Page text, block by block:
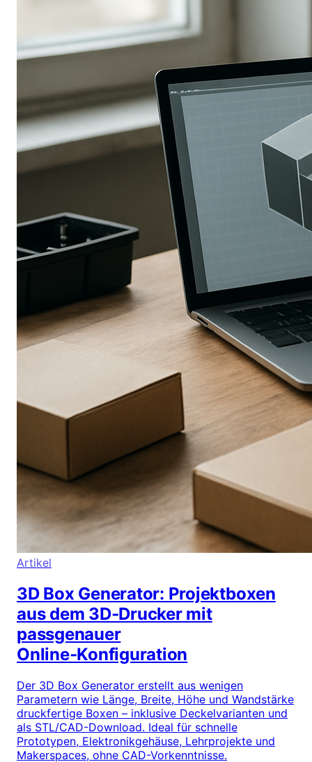
Artikel
3D Box Generator: Projektboxen
aus dem 3D‑Drucker mit
passgenauer
Online‑Konfiguration
Der 3D Box Generator erstellt aus wenigen
Parametern wie Länge, Breite, Höhe und Wandstärke
druckfertige Boxen – inklusive Deckelvarianten und
als STL/CAD-Download. Ideal für schnelle
Prototypen, Elektronikgehäuse, Lehrprojekte und
Makerspaces, ohne CAD-Vorkenntnisse.